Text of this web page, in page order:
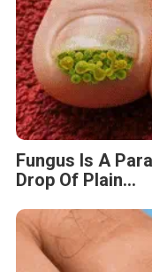
Fungus Is A
Drop Of Plain...